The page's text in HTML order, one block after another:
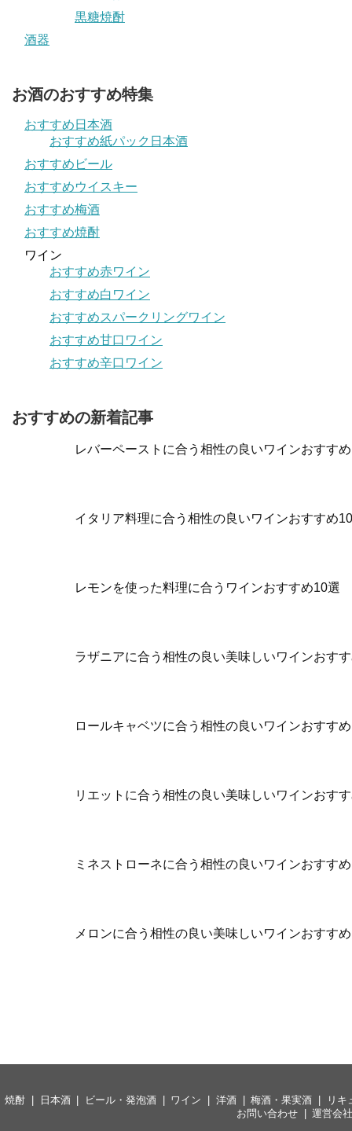
黒糖焼酎
酒器
お酒のおすすめ特集
おすすめ日本酒
おすすめ紙パック日本酒
おすすめビール
おすすめウイスキー
おすすめ梅酒
おすすめ焼酎
ワイン
おすすめ赤ワイン
おすすめ白ワイン
おすすめスパークリングワイン
おすすめ甘口ワイン
おすすめ辛口ワイン
おすすめの新着記事
レバーペーストに合う相性の良いワインおすす
イタリア料理に合う相性の良いワインおすすめ
レモンを使った料理に合うワインおすすめ10選
ラザニアに合う相性の良い美味しいワインおす
ロールキャベツに合う相性の良いワインおすす
リエットに合う相性の良い美味しいワインおす
ミネストローネに合う相性の良いワインおすす
メロンに合う相性の良い美味しいワインおすす
焼酎 日本酒 ビール・発泡酒 ワイン 洋酒 梅酒・果実酒
リキ
お問い合わせ
運営会